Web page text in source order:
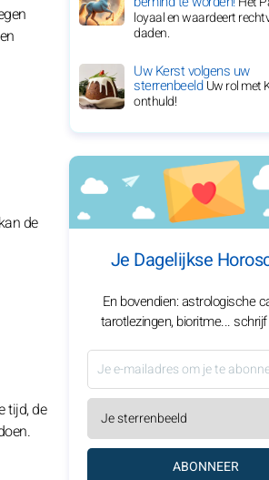
de
tijd, de
loyaal en waardeert
daden.
Uw Kerst volgens uw
sterrenbeeldUw rol met
onthuld!
Je Dagelijkse
En bovendien: astrologische
tarotlezingen, bioritme... schrijf
ABONNEER